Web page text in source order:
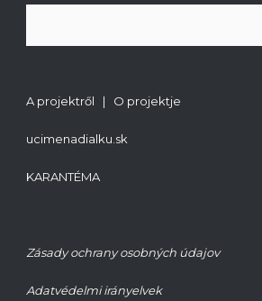
A projektről | O projektje
ucimenadialku.sk
KARANTÉMA
Zásady ochrany osobných údajov
Adatvédelmi irányelvek